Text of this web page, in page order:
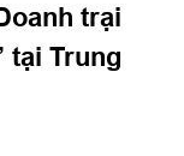
trại
tại Trung